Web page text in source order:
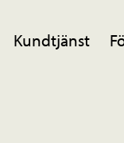
Kundtjänst